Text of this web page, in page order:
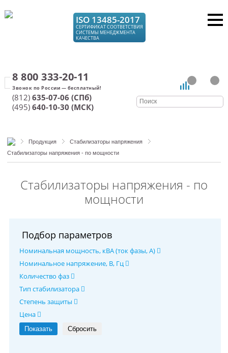
ISO 13485-2017
СЕРТИФИКАТ СООТВЕТСТВИЯ
СИСТЕМЫ МЕНЕДЖМЕНТА
КАЧЕСТВА
8 800 333-20-11
(812) 635-07-06 (СПб)
(495) 640-10-30 (МСК)
Продукция
Стабилизаторы напряжения
Стабилизаторы напряжения - по мощности
Стабилизаторы напряжения - по
мощности
Подбор параметров
Номинальная мощность, кВА (ток фазы, А)
Номинальное напряжение, В, Гц
Количество фаз
Тип стабилизатора
Степень защиты
Цена